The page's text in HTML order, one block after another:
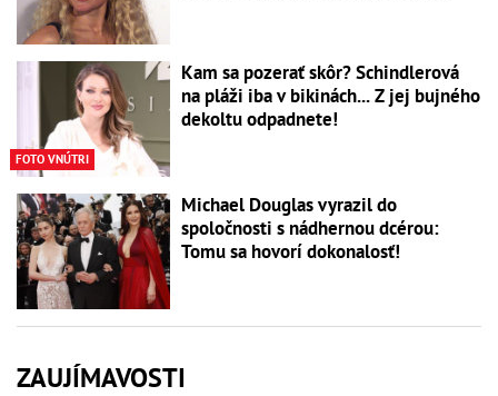
FOTO VNÚTRI
Kam sa pozerať skôr? Schindlerová
na pláži iba v bikinách... Z jej bujného
dekoltu odpadnete!
Michael Douglas vyrazil do
spoločnosti s nádhernou dcérou:
Tomu sa hovorí dokonalosť!
ZAUJÍMAVOSTI